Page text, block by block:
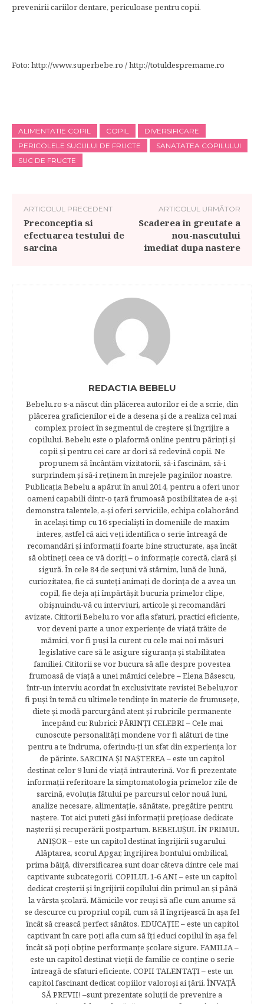
prevenirii cariilor dentare, periculoase pentru copii.
Foto: http://www.superbebe.ro / http://totuldespremame.ro
ALIMENTATIE COPIL COPIL
DIVERSIFICARE
PERICOLELE SUCULUI DE FRUCTE
SANATATEA COPILULUI
SUC DE FRUCTE
ARTICOLUL PRECEDENT
Preconceptia si
efectuarea testului de
sarcina
ARTICOLUL URMĂTOR
Scaderea in greutate a
nou-nascutului
imediat dupa nastere
REDACTIA BEBELU
Bebelu.ro s-a născut din plăcerea autorilor ei de a scrie, din
plăcerea graficienilor ei de a desena şi de a realiza cel mai
complex proiect în segmentul de creştere şi îngrijire a
copilului. Bebelu este o plaformă online pentru părinţi şi
copii şi pentru cei care ar dori să redevină copii. Ne
propunem să încântăm vizitatorii, să-i fascinăm, să-i
surprindem şi să-i reţinem în mrejele paginilor noastre.​
Publicația Bebelu a apărut în anul 2014, pentru a oferi unor
oameni capabili dintr-o ţară frumoasă posibilitatea de a-şi
demonstra talentele, a-şi oferi serviciile, echipa colaborând
în acelaşi timp cu 16 specialişti în domeniile de maxim
interes, astfel că aici veţi identifica o serie întreagă de
recomandări şi informaţii foarte bine structurate, aşa încât
să obtineţi ceea ce vă doriţi – o informaţie corectă, clară şi
sigură. În cele 84 de secțuni vă stârnim, lună de lună,
curiozitatea, fie că sunteţi animaţi de dorinţa de a avea un
copil, fie deja aţi împărtăşit bucuria primelor clipe,
obişnuindu-vă cu interviuri, articole şi recomandări
avizate. Cititorii Bebelu.ro vor afla sfaturi, practici eficiente,
vor deveni parte a unor experienţe de viaţă trăite de
mămici, vor fi puşi la curent cu cele mai noi măsuri
legislative care să le asigure siguranţa şi stabilitatea
familiei. Cititorii se vor bucura să afle despre povestea
frumoasă de viață a unei mămici celebre – Elena Băsescu,
într-un interviu acordat în exclusivitate revistei Bebelu,vor
fi puşi în temă cu ultimele tendinţe în materie de frumuseţe,
diete şi modă parcurgând atent şi rubricile permanente
începând cu: Rubrici: PĂRINŢI CELEBRI – Cele mai
cunoscute personalităţi mondene vor fi alături de tine
pentru a te îndruma, oferindu-ţi un sfat din experienţa lor
de părinte. SARCINA ŞI NAŞTEREA – este un capitol
destinat celor 9 luni de viaţă intrauterină. Vor fi prezentate
informaţii referitoare la simptomatologia primelor zile de
sarcină, evoluţia fătului pe parcursul celor nouă luni,
analize necesare, alimentaţie, sănătate, pregătire pentru
naştere. Tot aici puteti găsi informaţii preţioase dedicate
naşterii şi recuperării postpartum. BEBELUŞUL ÎN PRIMUL
ANIŞOR – este un capitol destinat îngrijirii sugarului.
Alăptarea, scorul Apgar, îngrijirea bontului ombilical,
prima băiţă, diversificarea sunt doar câteva dintre cele mai
captivante subcategorii. COPILUL 1-6 ANI – este un capitol
dedicat creşterii şi îngrijirii copilului din primul an şi până
la vârsta şcolară. Mămicile vor reuşi să afle cum anume să
se descurce cu propriul copil, cum să îl îngrijească în aşa fel
încât să crească perfect sănătos. EDUCAŢIE – este un capitol
captivant în care poţi afla cum să îţi educi copilul în aşa fel
încât să poţi obţine performanţe şcolare sigure. FAMILIA –
este un capitol destinat vieţii de familie ce conţine o serie
întreagă de sfaturi eficiente. COPII TALENTAŢI – este un
capitol fascinant dedicat copiilor valoroși ai țării. ÎNVAŢĂ
SĂ PREVII! –sunt prezentate soluţii de prevenire a